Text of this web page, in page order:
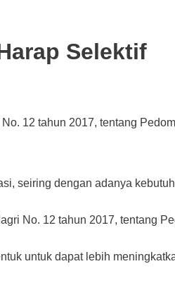
Selektif
12 tahun 2017, tentang
seiring dengan adanya
No. 12 tahun 2017, tentang
untuk dapat lebih